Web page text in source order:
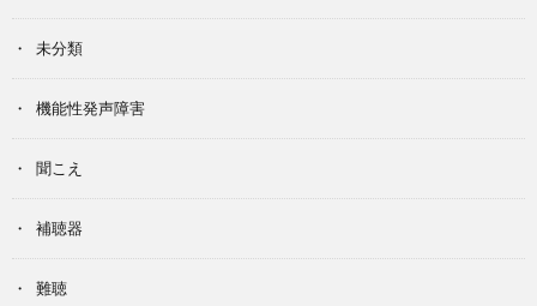
未分類
機能性発声障害
聞こえ
補聴器
難聴